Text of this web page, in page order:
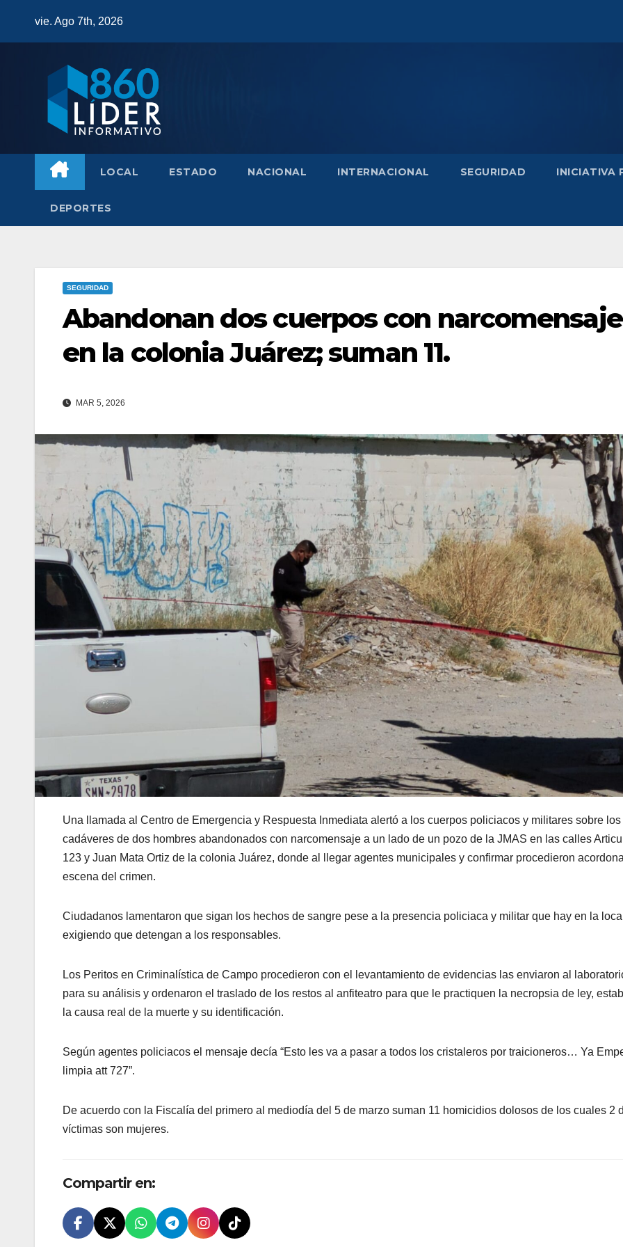
vie. Ago 7th, 2026
LOCAL ESTADO NACIONAL INTERNACIONAL SEGURIDAD INICIATIVA
DEPORTES
SEGURIDAD
Abandonan dos cuerpos con narcomensaje
en la colonia Juárez; suman 11.
MAR 5, 2026
Una llamada al Centro de Emergencia y Respuesta Inmediata alertó a los cuerpos policiacos y militares sobre los
cadáveres de dos hombres abandonados con narcomensaje a un lado de un pozo de la JMAS en las calles
123 y Juan Mata Ortiz de la colonia Juárez, donde al llegar agentes municipales y confirmar procedieron
escena del crimen.
Ciudadanos lamentaron que sigan los hechos de sangre pese a la presencia policiaca y militar que hay en la
exigiendo que detengan a los responsables.
Los Peritos en Criminalística de Campo procedieron con el levantamiento de evidencias las enviaron al
para su análisis y ordenaron el traslado de los restos al anfiteatro para que le practiquen la necropsia de ley,
la causa real de la muerte y su identificación.
Según agentes policiacos el mensaje decía “Esto les va a pasar a todos los cristaleros por traicioneros… Ya
limpia att 727”.
De acuerdo con la Fiscalía del primero al mediodía del 5 de marzo suman 11 homicidios dolosos de los cuales 2
víctimas son mujeres.
Compartir en: